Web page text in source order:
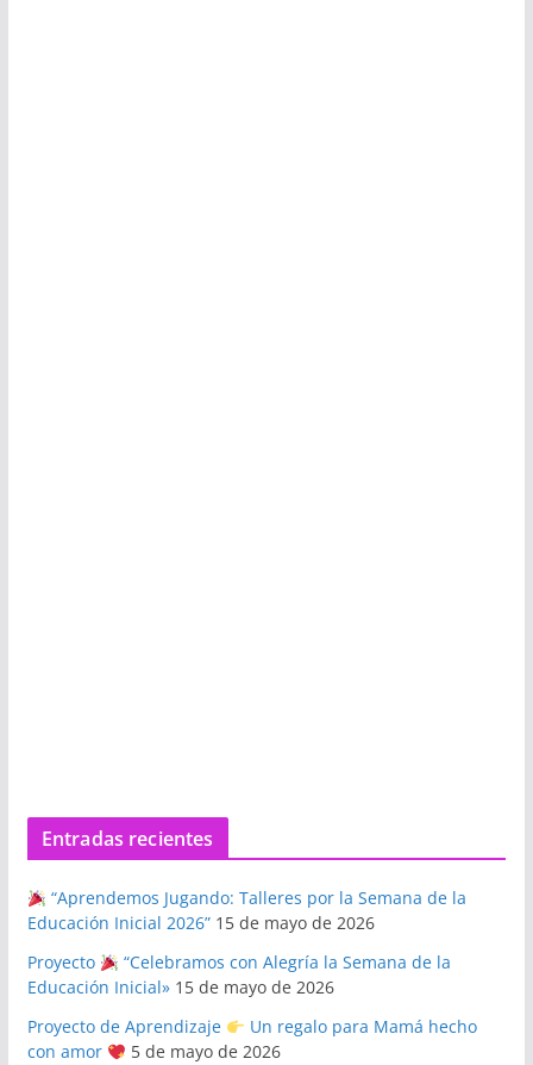
Entradas recientes
“Aprendemos Jugando: Talleres por la Semana de la
Educación Inicial 2026” 15 de mayo de 2026
Proyecto
“Celebramos con Alegría la Semana de la
Educación Inicial» 15 de mayo de 2026
Proyecto de Aprendizaje
Un regalo para Mamá hecho
con amor
5 de mayo de 2026